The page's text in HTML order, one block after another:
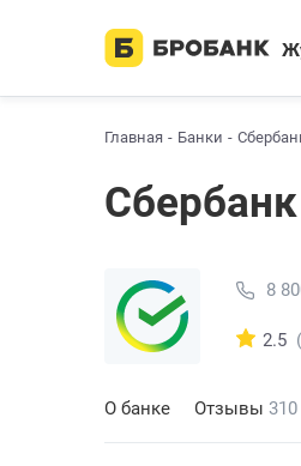
Главная Банки
8
2.5
О банке Отзывы 310